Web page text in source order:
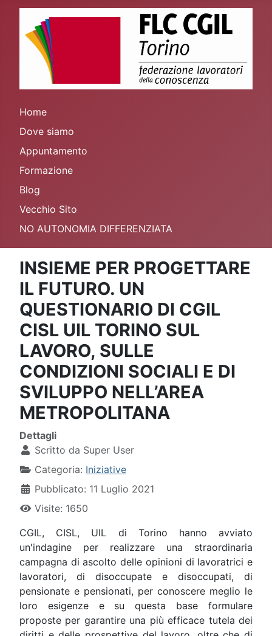
Home
Dove siamo
Appuntamento
Formazione
Blog
Vecchio Sito
NO AUTONOMIA DIFFERENZIATA
INSIEME PER PROGETTARE
IL FUTURO. UN
QUESTIONARIO DI CGIL
CISL UIL TORINO SUL
LAVORO, SULLE
CONDIZIONI SOCIALI E DI
SVILUPPO NELL’AREA
METROPOLITANA
Dettagli
Scritto da Super User
Categoria: Iniziative
Pubblicato: 11 Luglio 2021
Visite: 1650
CGIL, CISL, UIL di Torino hanno avviato
un'indagine per realizzare una straordinaria
campagna di ascolto delle opinioni di lavoratrici e
lavoratori, di disoccupate e disoccupati, di
pensionate e pensionati, per conoscere meglio le
loro esigenze e su questa base formulare
proposte per garantire una più efficace tutela dei